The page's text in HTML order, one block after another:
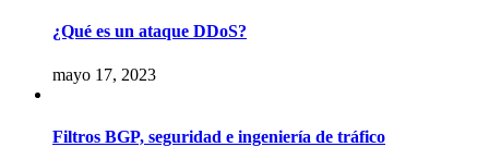
¿Qué es un ataque DDoS?
mayo 17, 2023
Filtros BGP, seguridad e ingeniería de tráfico